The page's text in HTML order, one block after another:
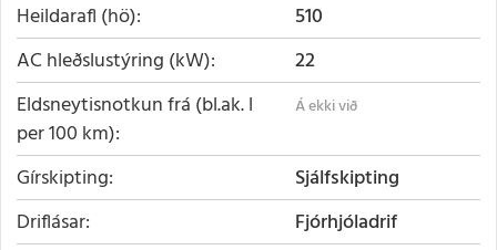
Heildarafl (hö)
510
AC hleðslustýring (kW)
22
Eldsneytisnotkun frá (bl.ak. l
per 100 km)
Gírskipting
Sjálfskipting
Driflásar
Fjórhjóladrif